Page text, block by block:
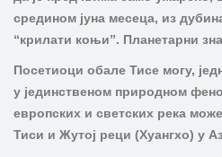
средином јуна месеца, из
“крилати коњи”. Планетарни
Посетиоци обале Тисе могу,
у јединственом природном
европских и светских река
Тиси и Жутој реци (Хуангхо) у